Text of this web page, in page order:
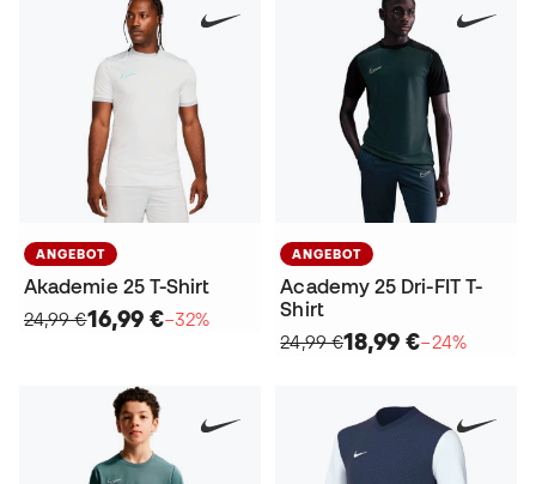
ANGEBOT
Akademie 25 T-Shirt
24,99 €16,99 €−32%
ANGEBOT
Academy 25 Dri-FIT T-
Shirt
24,99 €18,99 €−24%